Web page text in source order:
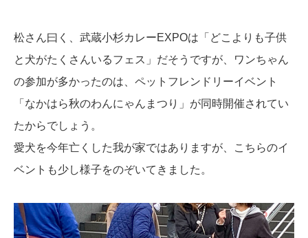
松さん曰く、武蔵小杉カレーEXPOは「どこよりも子供
と犬がたくさんいるフェス」だそうですが、ワンちゃん
の参加が多かったのは、ペットフレンドリーイベント
「なかはら秋のわんにゃんまつり」が同時開催されてい
たからでしょう。
愛犬を今年亡くした我が家ではありますが、こちらのイ
ベントも少し様子をのぞいてきました。